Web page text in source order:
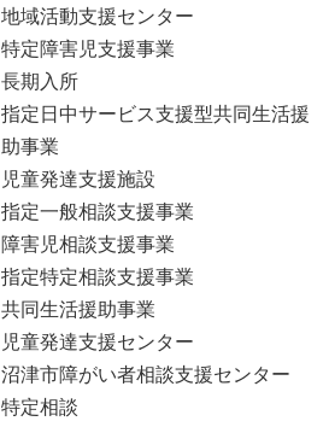
地域活動支援センター
特定障害児支援事業
長期入所
指定日中サービス支援型共同生活援
助事業
児童発達支援施設
指定一般相談支援事業
障害児相談支援事業
指定特定相談支援事業
共同生活援助事業
児童発達支援センター
沼津市障がい者相談支援センター
特定相談